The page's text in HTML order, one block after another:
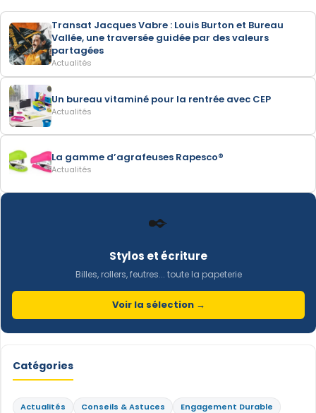
Transat Jacques Vabre : Louis Burton et Bureau
Vallée, une traversée guidée par des valeurs
partagées
Actualités
Un bureau vitaminé pour la rentrée avec CEP
Actualités
La gamme d’agrafeuses Rapesco®
Actualités
✒️
Stylos et écriture
Billes, rollers, feutres... toute la papeterie
Voir la sélection →
Catégories
Actualités Conseils & Astuces
Engagement Durable